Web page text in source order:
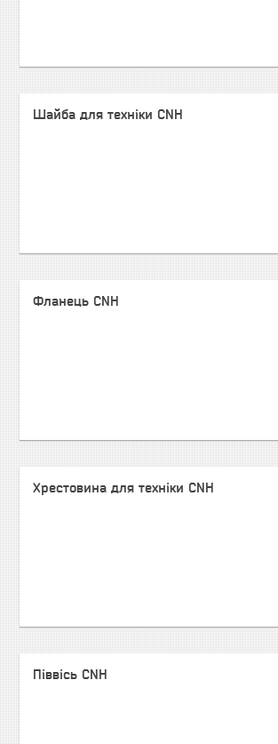
Шайба для техніки CNH
Фланець CNH
Хрестовина для техніки CNH
Піввісь CNH